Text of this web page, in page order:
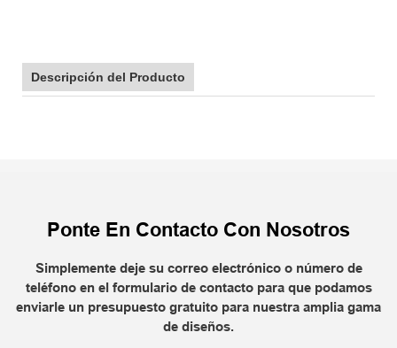
Descripción del Producto
Ponte En Contacto Con Nosotros
Simplemente deje su correo electrónico o número de
teléfono en el formulario de contacto para que podamos
enviarle un presupuesto gratuito para nuestra amplia gama
de diseños.